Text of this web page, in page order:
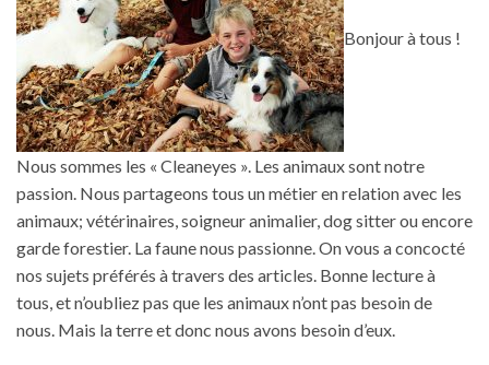
Bonjour à tous !
Nous sommes les « Cleaneyes ». Les animaux sont notre
passion. Nous partageons tous un métier en relation avec les
animaux; vétérinaires, soigneur animalier, dog sitter ou encore
garde forestier. La faune nous passionne. On vous a concocté
nos sujets préférés à travers des articles. Bonne lecture à
tous, et n’oubliez pas que les animaux n’ont pas besoin de
nous. Mais la terre et donc nous avons besoin d’eux.